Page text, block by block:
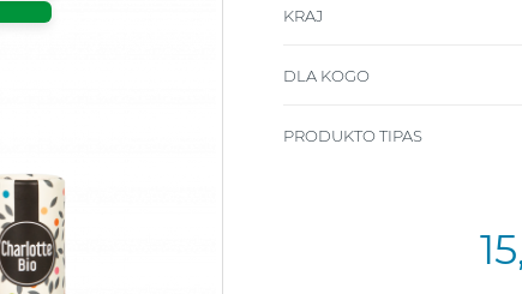
KRAJ
DLA KOGO
PRODUKTO TIPAS